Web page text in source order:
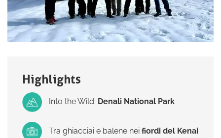
Highlights
Into the Wild: Denali National Park
Tra ghiacciai e balene nei fiordi del Kenai